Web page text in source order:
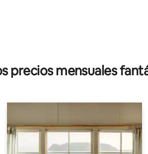
precios mensuales